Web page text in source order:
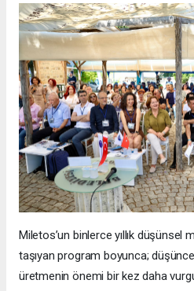
Miletos’un binlerce yıllık düşünsel
taşıyan program boyunca;
üretmenin önemi bir kez daha